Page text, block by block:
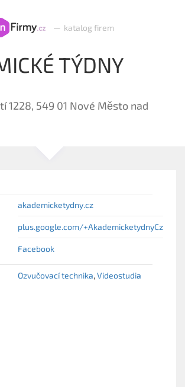
— katalog firem
TÝDNY
1228, 549 01 Nové Město nad
akademicketydny.cz
plus.google.com/+AkademicketydnyCz
Facebook
Ozvučovací technika Videostudia